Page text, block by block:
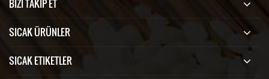
BIZI TAKIP ET
SICAK ÜRÜNLER
SICAK ETIKETLER